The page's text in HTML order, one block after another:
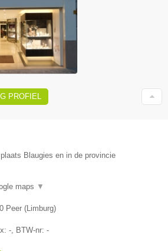
PROFIEL
Blaugies en in de provincie
maps ▼
Peer ( Limburg)
- , BTW-nr: -